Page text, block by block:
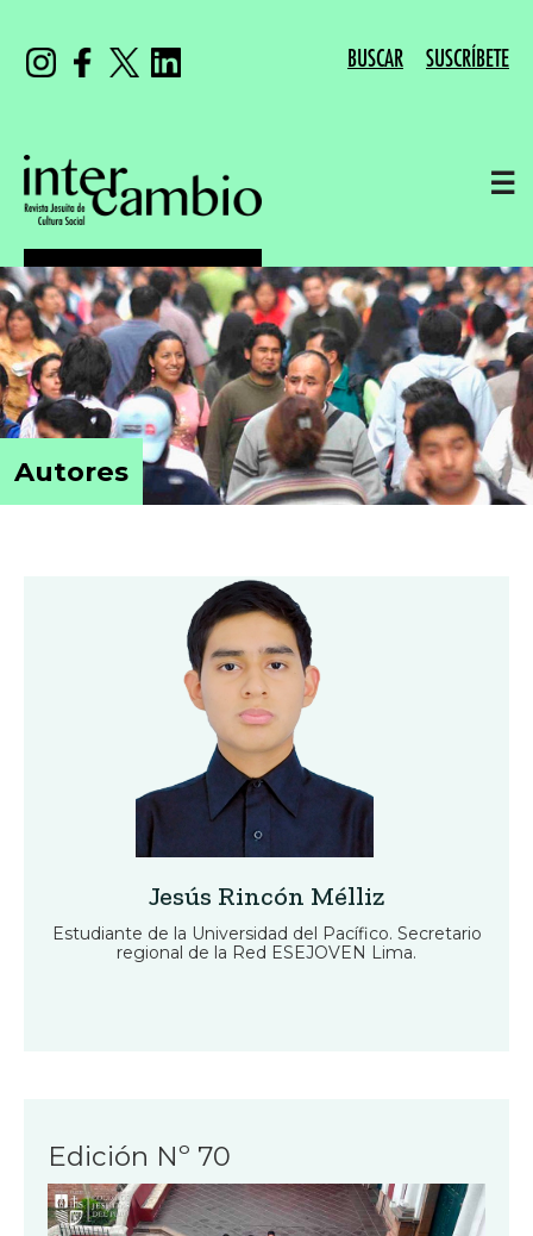
BUSCAR SUSCRÍBETE
☰
Autores
Jesús Rincón Mélliz
Estudiante de la Universidad del Pacífico. Secretario
regional de la Red ESEJOVEN Lima.
Edición Nº 70